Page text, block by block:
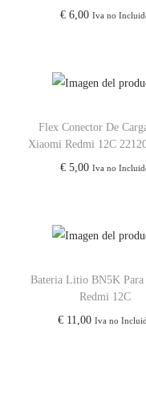
€ 6,00 Iva no
Flex Conector De
Xiaomi Redmi 12C
€ 5,00 Iva no
Bateria Litio BN5K
Redmi 12C
€ 11,00 Iva no